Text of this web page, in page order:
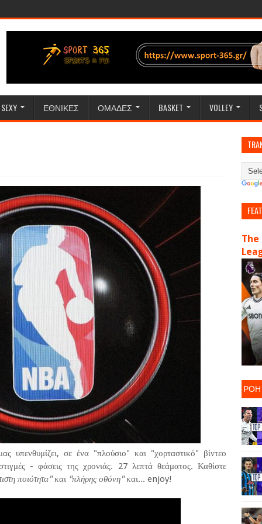
SEXY ΕΘΝΙΚΕΣ ΟΜΑΔΕΣ BASKET VOLLEY
σε ένα "πλούσιο" και "χορταστικό" βίντεο
- φάσεις της χρονιάς. 27 λεπτά θεάματος. Καθίστε
ποιότητα"και "πλήρης οθόνη"και... enjoy!
The
ΡΟΗ